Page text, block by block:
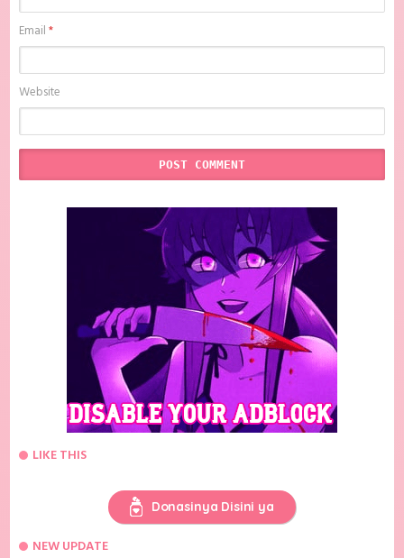
Email*
Website
LIKE THIS
Donasinya Disini ya
NEW UPDATE